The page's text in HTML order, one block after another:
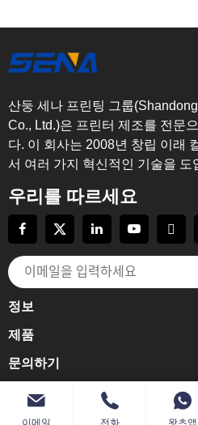
산둥 세나 프린팅 그룹
Co., Ltd.)은 프린터 제조를 전문
다. 이 회사는 2008년 창립 이래
서 여러 가지 혁신적인 기술을 도
우리를 따르세요
정보
제품
문의하기
이메일 전화 왓츠앱